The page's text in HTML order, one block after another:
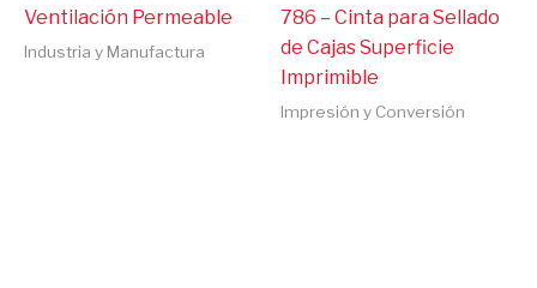
Ventilación Permeable
Industria y Manufactura
786 – Cinta para Sellado
de Cajas Superficie
Imprimible
Impresión y Conversión